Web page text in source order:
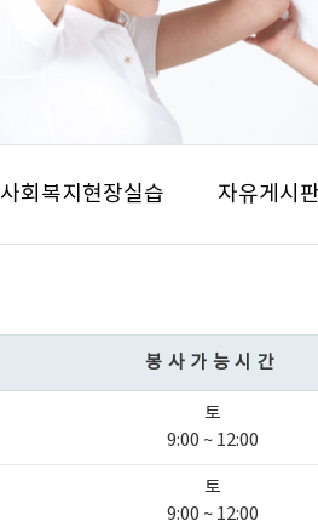
사회복지현장실습 자유게시판
봉사가능시간
토
9:00 ~ 12:00
토
9:00 ~ 12:00